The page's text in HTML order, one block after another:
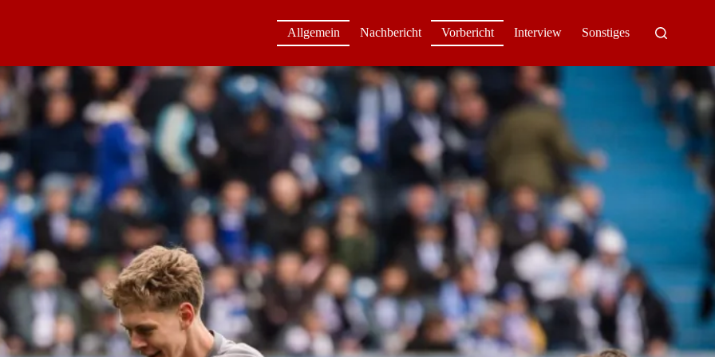
Allgemein Nachbericht Vorbericht Interview Sonstiges